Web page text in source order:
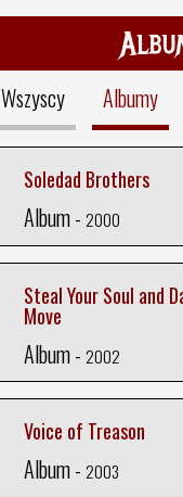
Wszyscy Albumy
Soledad Brothers
Album - 2000
Steal Your Soul and
Move
Album - 2002
Voice of Treason
Album - 2003